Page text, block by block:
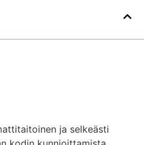
ja selkeästi